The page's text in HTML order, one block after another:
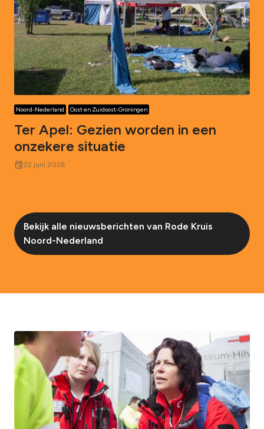
Noord-Nederland Oost en Zuidoost-Groningen
Ter Apel: Gezien worden in een
onzekere situatie
event 22 juni 2026
Bekijk alle nieuwsberichten van Rode Kruis
Noord-Nederland